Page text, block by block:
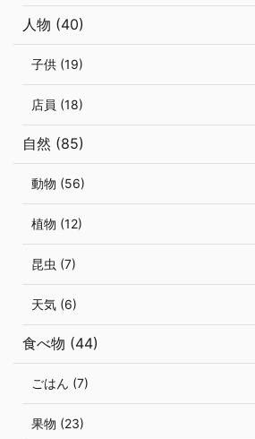
人物 (40)
子供 (19)
店員 (18)
自然 (85)
動物 (56)
植物 (12)
昆虫 (7)
天気 (6)
食べ物 (44)
ごはん (7)
果物 (23)